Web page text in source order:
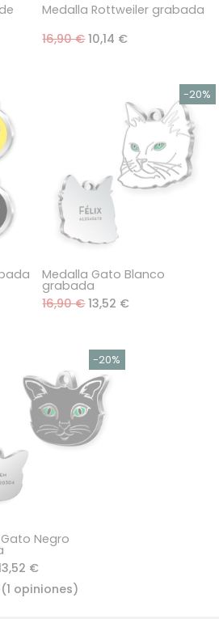
Medalla Rottweiler grabada
16,90 €10,14 €
Medalla Gato Blanco
grabada
16,90 €13,52 €
Negro
€
opiniones)